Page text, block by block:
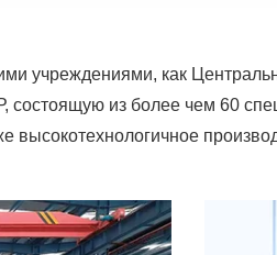
учреждениями, как
из более чем 60
высокотехнологичное